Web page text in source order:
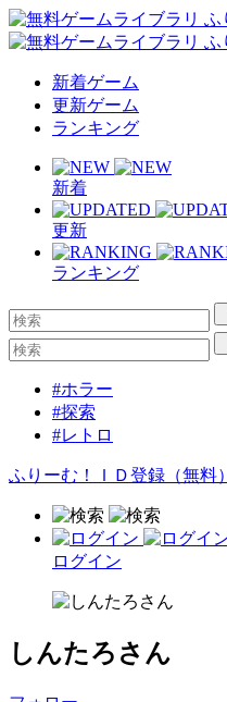
新着ゲーム
更新ゲーム
ランキング
新着
更新
ランキング
#ホラー
#探索
#レトロ
ふりーむ！ＩＤ登録（無料）
ログイン
しんたろさん